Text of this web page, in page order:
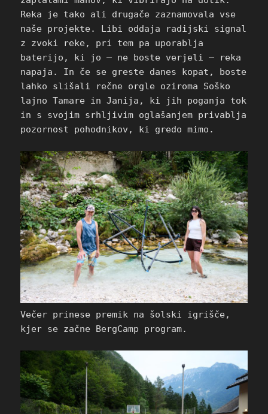
Reka je tako ali drugače zaznamovala vse
naše projekte. Libi oddaja radijski signal
z zvoki reke, pri tem pa uporablja
baterijo, ki jo – ne boste verjeli – reka
napaja. In če se greste danes kopat, boste
lahko slišali rečne orgle oziroma Soško
lajno Tamare in Janija, ki jih poganja tok
in s svojim srhljivim oglašanjem privablja
pozornost pohodnikov, ki gredo mimo.
Večer prinese premik na šolski igrišče,
kjer se začne BergCamp program.